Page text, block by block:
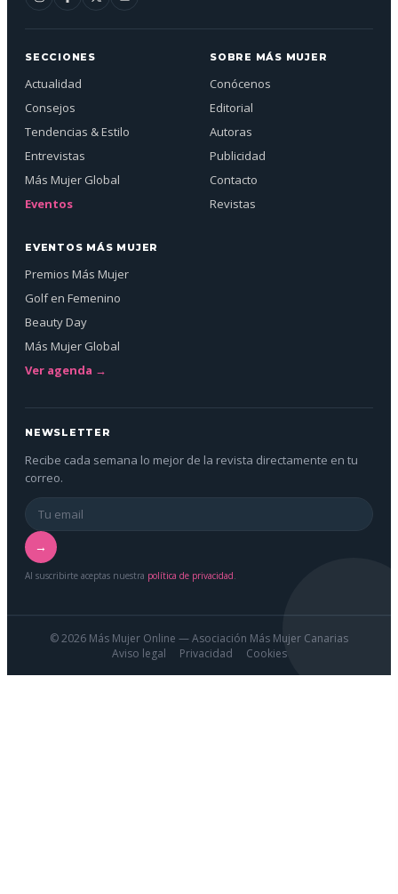
SECCIONES
Actualidad
Consejos
Tendencias & Estilo
Entrevistas
Más Mujer Global
Eventos
SOBRE MÁS MUJER
Conócenos
Editorial
Autoras
Publicidad
Contacto
Revistas
EVENTOS MÁS MUJER
Premios Más Mujer
Golf en Femenino
Beauty Day
Más Mujer Global
Ver agenda →
NEWSLETTER
Recibe cada semana lo mejor de la revista directamente en tu
correo.
→
Al suscribirte aceptas nuestra política de privacidad.
© 2026 Más Mujer Online — Asociación Más Mujer Canarias
Aviso legal
Privacidad Cookies